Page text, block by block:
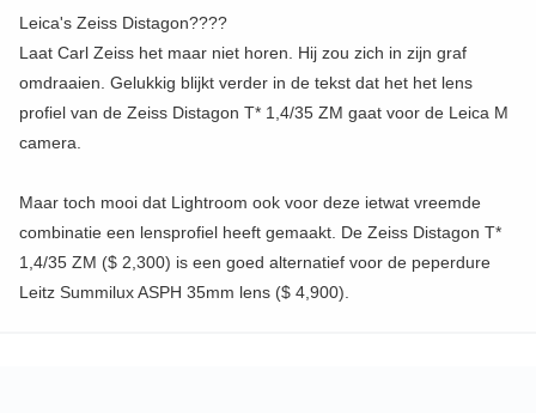
Leica's Zeiss Distagon????
Laat Carl Zeiss het maar niet horen. Hij zou zich in zijn graf
omdraaien. Gelukkig blijkt verder in de tekst dat het het lens
profiel van de Zeiss Distagon T* 1,4/35 ZM gaat voor de Leica M
camera.
Maar toch mooi dat Lightroom ook voor deze ietwat vreemde
combinatie een lensprofiel heeft gemaakt. De Zeiss Distagon T*
1,4/35 ZM ($ 2,300) is een goed alternatief voor de peperdure
Leitz Summilux ASPH 35mm lens ($ 4,900).